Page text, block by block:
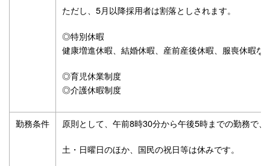
ただし、5月以降採用者は割落としされます。
◎特別休暇
健康増進休暇、結婚休暇、産前産後休暇、服喪休暇な
◎育児休業制度
◎介護休暇制度
勤務条件 原則として、午前8時30分から午後5時までの勤務で
土・日曜日のほか、国民の祝日等は休みです。